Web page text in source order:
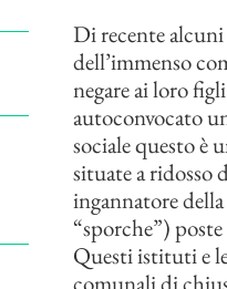
Di recente
dell’immenso
negare ai loro
autoconvocato
sociale questo è
situate a ridosso
ingannatore
“sporche”)
Questi istituti e
comunali di